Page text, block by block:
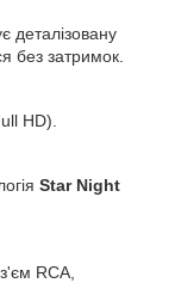
деталізовану
без затримок.
HD).
Star Night
RCA,